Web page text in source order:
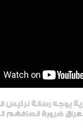
يوجه رسالة لرئيس
ضرورة انصافهم